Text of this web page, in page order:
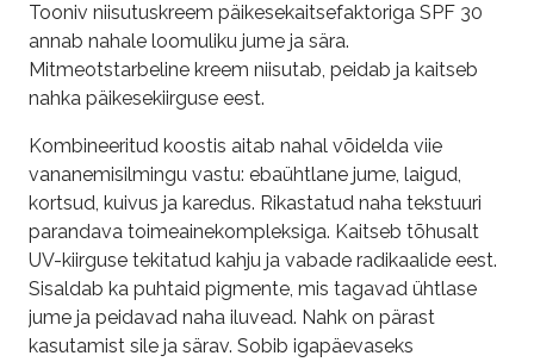
Tooniv niisutuskreem päikesekaitsefaktoriga SPF 30
annab nahale loomuliku jume ja sära.
Mitmeotstarbeline kreem niisutab, peidab ja kaitseb
nahka päikesekiirguse eest.
Kombineeritud koostis aitab nahal võidelda viie
vananemisilmingu vastu: ebaühtlane jume, laigud,
kortsud, kuivus ja karedus. Rikastatud naha tekstuuri
parandava toimeainekompleksiga. Kaitseb tõhusalt
UV-kiirguse tekitatud kahju ja vabade radikaalide eest.
Sisaldab ka puhtaid pigmente, mis tagavad ühtlase
jume ja peidavad naha iluvead. Nahk on pärast
kasutamist sile ja särav. Sobib igapäevaseks